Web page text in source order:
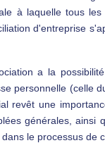
à laquelle tous
d'entreprise
a la
personnelle (celle
revêt une
générales, ainsi
le processus de